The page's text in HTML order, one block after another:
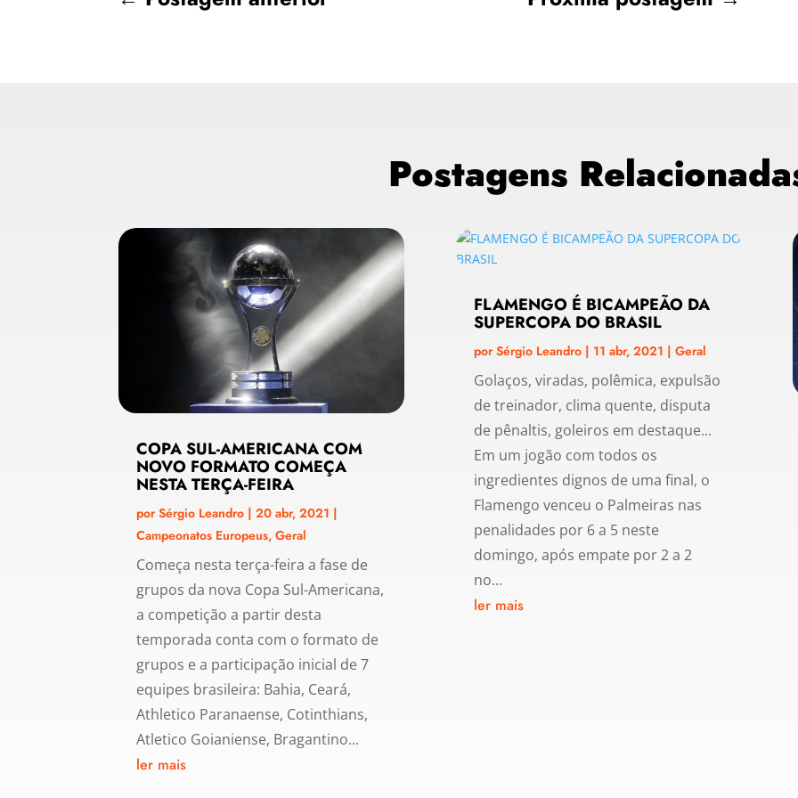
Postagens
COPA SUL-AMERICANA COM
NOVO FORMATO COMEÇA
NESTA TERÇA-FEIRA
porSérgio Leandro |20 abr, 2021 |
Campeonatos Europeus,Geral
Começa nesta terça-feira a fase de
grupos da nova Copa Sul-Americana,
a competição a partir desta
temporada conta com o formato de
grupos e a participação inicial de 7
equipes brasileira: Bahia, Ceará,
Athletico Paranaense, Cotinthians,
Atletico Goianiense, Bragantino...
ler mais
FLAMENGO É BICAMPEÃO DA
SUPERCOPA DO BRASIL
porSérgio Leandro| 11 abr, 2021 | Geral
Golaços, viradas, polêmica, expulsão
de treinador, clima quente, disputa
de pênaltis, goleiros em destaque...
Em um jogão com todos os
ingredientes dignos de uma final, o
Flamengo venceu o Palmeiras nas
penalidades por 6 a 5 neste
domingo, após empate por 2 a 2
no...
ler mais